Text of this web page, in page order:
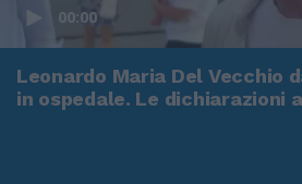
00:00
Leonardo Maria Del Vecchio
in ospedale. Le dichiarazioni